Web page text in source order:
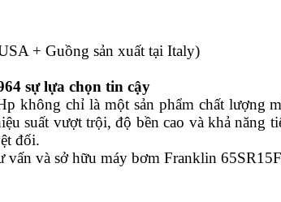
+ Guồng sản xuất tại Italy)
sự lựa chọn tin cậy
không chỉ là một sản phẩm chất lượng
suất vượt trội, độ bền cao và khả năng
đối.
vấn và sở hữu máy bơm Franklin